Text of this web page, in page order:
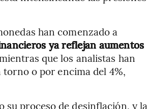
han comenzado a
ya reflejan aumentos
que los analistas han
torno o por encima del 4%,
su proceso de desinflación, y la